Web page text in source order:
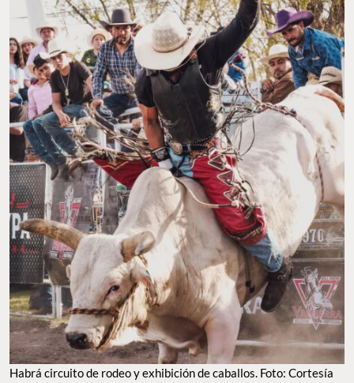
HABRÁ CIRCUITO DE RODEO Y EXHIBICIÓN DE CABALLOS. FOTO: CORTESÍA